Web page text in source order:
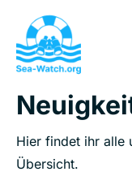
Hier findet ihr alle
Übersicht.